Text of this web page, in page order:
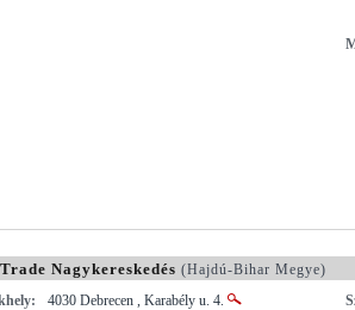
Nagykereskedés (Hajdú-Bihar Megye)
4030 Debrecen , Karabély u. 4.